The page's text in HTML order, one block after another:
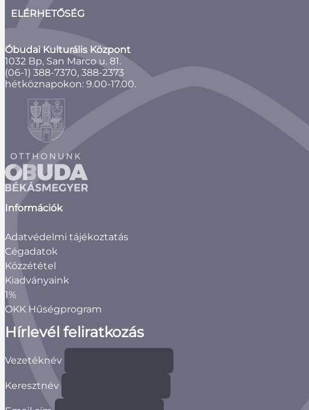
ELÉRHETŐSÉG
Óbudai Kulturális Központ
1032 Bp, San Marco u. 81.
(06-1) 388-7370, 388-2373
hétköznapokon: 9.00-17.00.
Információk
Adatvédelmi tájékoztatás
Cégadatok
Közzététel
Kiadványaink
1%
OKK Hűségprogram
Hírlevél feliratkozás
Vezetéknév
Keresztnév